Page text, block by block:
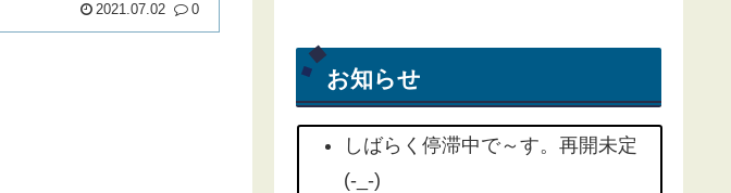
2021.07.02 0
お知らせ
しばらく停滞中で～す。再開未定
(-_-)